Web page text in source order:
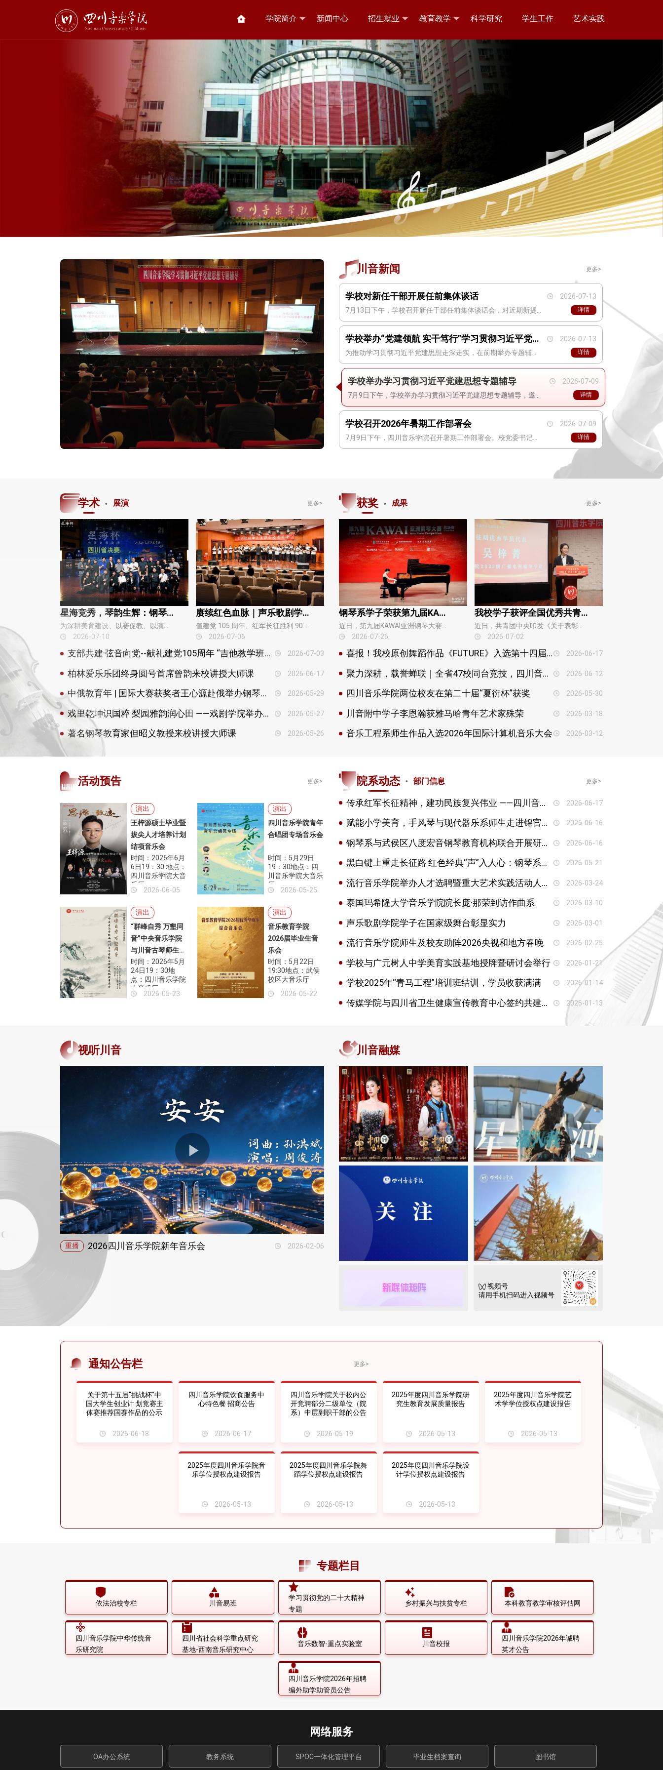
学院简介 新闻中心 招生就业 教育教学 科学研究 学生工作 艺术实践
川音新闻 更多>
学校对新任干部开展任前集体谈话
2026-07-13
详情
学校举办“党建领航 实干笃行”学习贯彻习近平党建思想专题党务培训班
2026-07-13
详情
学校举办学习贯彻习近平党建思想专题辅导
2026-07-09
7月9日下午，学校举办学习贯彻习近平党建思想专题辅导，邀请省委党校党史教研部副主任、四川省党建智库成员、中组部“西部之光”北京大学政府管理学院访问学者储连伟教授授课。全体在家校领导、两委委员，全体处科级干部，各基层党组织书记、副书记、师生党支部书记、组织…
详情
学校召开2026年暑期工作部署会
2026-07-09
详情
学术 · 展演 更多>
星海竞秀，琴韵生辉：钢琴系举办附中优秀学生导赏音乐会
2026-07-10
赓续红色血脉｜声乐歌剧学院《长征组歌》主题合唱音乐会，以思政育人锻造学生综合素养
2026-07-06
支部共建·弦音向党--献礼建党105周年 “吉他教学班汇报音乐会”成功举办 2026-07-03
柏林爱乐乐团终身圆号首席曾韵来校讲授大师课 2026-06-17
中俄教育年 | 国际大赛获奖者王心源赴俄举办钢琴独奏音乐会并开展系列交流活动 2026-05-29
戏里乾坤识国粹 梨园雅韵润心田 ——戏剧学院举办京剧艺术专题讲座暨名家座谈交流会 2026-05-27
著名钢琴教育家但昭义教授来校讲授大师课 2026-05-26
获奖 · 成果 更多>
钢琴系学子荣获第九届KAWAI亚洲钢琴大赛总决赛专业组青年1组第二名
2026-07-26
我校学子获评全国优秀共青团员称号
2026-07-02
喜报！我校原创舞蹈作品《FUTURE》入选第十四届“桃李杯”全国青少年舞蹈教育教学成果展示 2026-06-17
聚力深耕，载誉蝉联｜全省47校同台竞技，四川音乐学院音乐教育学院再获团体一等奖 2026-06-12
四川音乐学院两位校友在第二十届“夏衍杯”获奖 2026-05-30
川音附中学子李恩瀚获雅马哈青年艺术家殊荣 2026-03-18
音乐工程系师生作品入选2026年国际计算机音乐大会 2026-03-12
活动预告 更多>
演出
王梓源硕士毕业暨
拔尖人才培养计划
结项音乐会
时间：2026年6月
6日19：30 地点：
四川音乐学院大音
乐厅
2026-06-05
演出
四川音乐学院青年
合唱团专场音乐会
时间：5月29日
19：30地点：四
川音乐学院大音乐
厅
2026-05-25
演出
“群峰自秀 万壑同
音”中央音乐学院
与川音古琴师生艺
术实践活动（讲
座、音乐会）
时间：2026年5月
24日19：30地
点：四川音乐学院
大音乐厅
2026-05-23
演出
音乐教育学院
2026届毕业生音
乐会
时间：5月22日
19:30地点：武侯
校区大音乐厅
2026-05-22
院系动态 · 部门信息 更多>
传承红军长征精神，建功民族复兴伟业 ——四川音乐学院关工委组织开展2026年“读懂中国”活动 2026-06-17
赋能小学美育，手风琴与现代器乐系师生走进锦官新城小学， 2026-06-16
钢琴系与武侯区八度宏音钢琴教育机构联合开展研学活动 2026-06-16
黑白键上重走长征路 红色经典“声”入人心：钢琴系沉浸式音乐党课登陆成都丁空间 2026-05-21
流行音乐学院举办人才选聘暨重大艺术实践活动人才储备甄选会 2026-03-24
泰国玛希隆大学音乐学院院长庞·那荣到访作曲系 2026-03-10
声乐歌剧学院学子在国家级舞台彰显实力 2026-03-01
流行音乐学院师生及校友助阵2026央视和地方春晚 2026-02-25
学校与广元树人中学美育实践基地授牌暨研讨会举行 2026-01-21
学校2025年“青马工程”培训班结训，学员收获满满 2026-01-14
传媒学院与四川省卫生健康宣传教育中心签约共建教学实践基地 2026-01-13
视听川音
重播 2026四川音乐学院新年音乐会 2026-02-06
川音融媒
视频号
请用手机扫码进入视频号
通知公告栏 更多>
关于第十五届“挑战杯”中
国大学生创业计 划竞赛主
体赛推荐国赛作品的公示
2026-06-18
四川音乐学院饮食服务中
心特色餐 招商公告
2026-06-17
四川音乐学院关于校内公
开竞聘部分二级单位（院
系）中层副职干部的公告
2026-05-19
2025年度四川音乐学院研
究生教育发展质量报告
2026-05-13
2025年度四川音乐学院艺
术学学位授权点建设报告
2026-05-13
2025年度四川音乐学院音
乐学位授权点建设报告
2026-05-13
2025年度四川音乐学院舞
蹈学位授权点建设报告
2026-05-13
2025年度四川音乐学院设
计学位授权点建设报告
2026-05-13
专题栏目
依法治校专栏 川音易班
学习贯彻党的二十大精神
专题
乡村振兴与扶贫专栏 本科教育教学审核评估网
四川音乐学院中华传统音
乐研究院
四川省社会科学重点研究
基地-西南音乐研究中心
音乐数智-重点实验室 川音校报
四川音乐学院2026年诚聘
英才公告
四川音乐学院2026年招聘
编外助学助管员公告
网络服务
OA办公系统 教务系统 SPOC一体化管理平台 毕业生档案查询 图书馆